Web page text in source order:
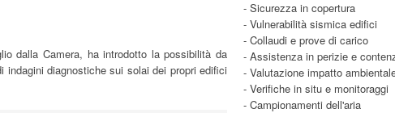
dalla Camera, ha introdotto la possibilità da
indagini diagnostiche sui solai dei propri edifici
- Sicurezza in copertura
- Vulnerabilità sismica edifici
- Collaudi e prove di carico
- Assistenza in perizie e
- Valutazione impatto
- Verifiche in situ e monitoraggi
- Campionamenti dell'aria